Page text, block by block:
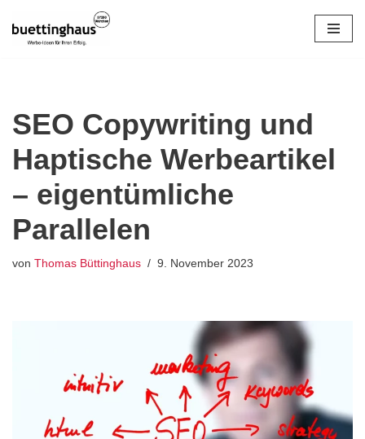
Zum
SEO Copywriting und
Haptische Werbeartikel
– eigentümliche
Parallelen
von Thomas Büttinghaus 9. November 2023